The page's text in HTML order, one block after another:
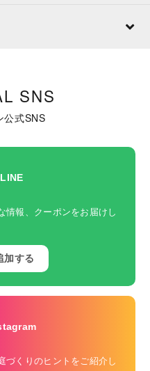
SNS
公式SNS
LINE
情報、クーポンをお届けし
加する
づくりのヒントをご紹介し